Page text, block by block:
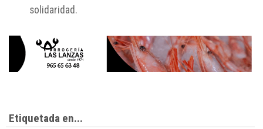
solidaridad.
Etiquetada en...